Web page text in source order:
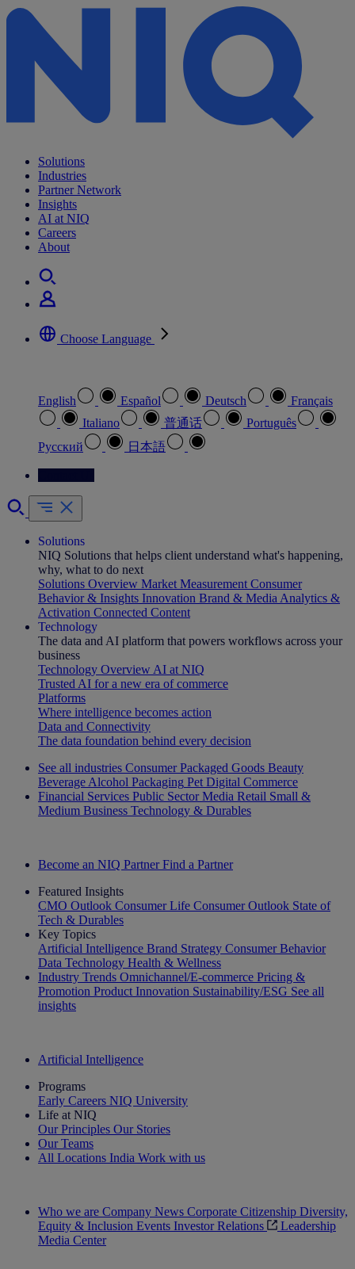
Solutions
Industries
Partner Network
Insights
AI at NIQ
Careers
About
Choose Language
English Español Deutsch
Français
Italiano
普通话
Português
Pусский
日本語
Solutions
NIQ Solutions that helps client understand what's happening,
why, what to do next
Solutions Overview Market Measurement Consumer
Behavior & Insights Innovation Brand & Media Analytics &
Activation Connected Content
Technology
The data and AI platform that powers workflows across your
business
Technology Overview AI at NIQ
Trusted AI for a new era of commerce
Platforms
Where intelligence becomes action
Data and Connectivity
The data foundation behind every decision
See all industries Consumer Packaged Goods Beauty
Beverage Alcohol Packaging Pet Digital Commerce
Financial Services Public Sector Media Retail Small &
Medium Business Technology & Durables
Become an NIQ Partner Find a Partner
Featured Insights
CMO Outlook Consumer Life Consumer Outlook State of
Tech & Durables
Key Topics
Artificial Intelligence Brand Strategy Consumer Behavior
Data Technology Health & Wellness
Industry Trends Omnichannel/E-commerce Pricing &
Promotion Product Innovation Sustainability/ESG See all
insights
Artificial Intelligence
Programs
Early Careers NIQ University
Life at NIQ
Our Principles Our Stories
Our Teams
All Locations India Work with us
Who we are Company News Corporate Citizenship Diversity,
Equity & Inclusion Events Investor Relations
Leadership
Media Center